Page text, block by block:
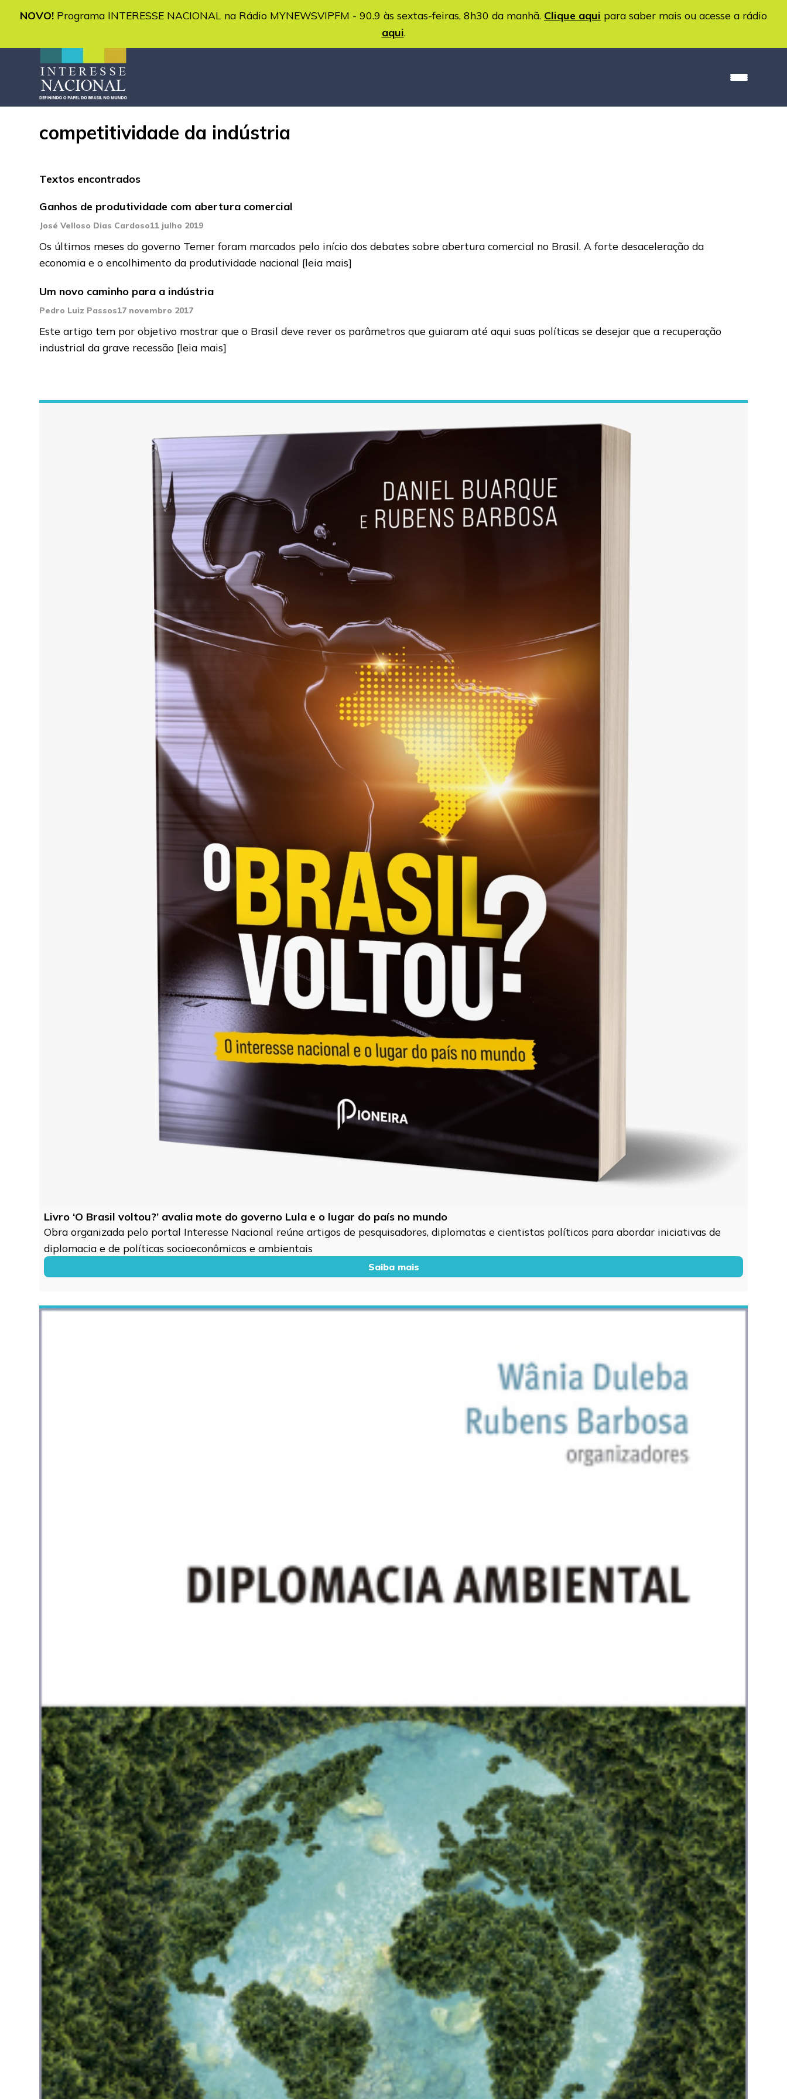
NOVO! Programa INTERESSE NACIONAL na Rádio MYNEWSVIPFM - 90.9 às sextas-feiras, 8h30 da manhã. Clique aqui para saber mais ou acesse a rádio
aqui.
competitividade da indústria
Textos encontrados
Ganhos de produtividade com abertura comercial
José Velloso Dias Cardoso11 julho 2019
Os últimos meses do governo Temer foram marcados pelo início dos debates sobre abertura comercial no Brasil. A forte desaceleração da
economia e o encolhimento da produtividade nacional [leia mais]
Um novo caminho para a indústria
Pedro Luiz Passos17 novembro 2017
Este artigo tem por objetivo mostrar que o Brasil deve rever os parâmetros que guiaram até aqui suas políticas se desejar que a recuperação
industrial da grave recessão [leia mais]
Livro ‘O Brasil voltou?’ avalia mote do governo Lula e o lugar do país no mundo
Obra organizada pelo portal Interesse Nacional reúne artigos de pesquisadores, diplomatas e cientistas políticos para abordar iniciativas de
diplomacia e de políticas socioeconômicas e ambientais
Saiba mais